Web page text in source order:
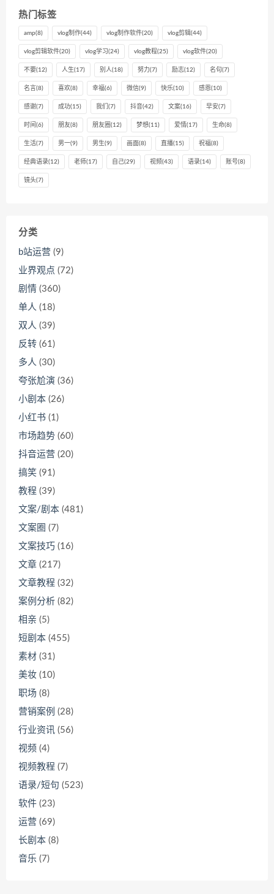
热门标签
amp(8) vlog制作(44) vlog制作软件(20) vlog剪辑(44)
vlog剪辑软件(20) vlog学习(24) vlog教程(25) vlog软件(20)
不要(12) 人生(17) 别人(18) 努力(7) 励志(12) 名句(7)
名言 (8) 喜欢(8) 幸福(6) 微信(9) 快乐(10) 感恩(10)
感谢(7) 成功(15) 我们 (7) 抖音(42) 文案(16) 早安(7)
时间 (6) 朋友(8) 朋友圈 (12) 梦想(11) 爱情(17) 生命(8)
生活(7) 男一(9) 男生(9) 画面(8) 直播(15) 祝福(8)
经典语录(12) 老师(17) 自己(29) 视频(43) 语录(14) 账号(8)
镜头(7)
分类
b站运营 (9)
业界观点 (72)
剧情 (360)
单人 (18)
双人 (39)
反转 (61)
多人 (30)
夸张尬演 (36)
小剧本 (26)
小红书 (1)
市场趋势 (60)
抖音运营 (20)
搞笑 (91)
教程 (39)
文案/剧本 (481)
文案圈 (7)
文案技巧 (16)
文章 (217)
文章教程 (32)
案例分析 (82)
相亲 (5)
短剧本 (455)
素材 (31)
美妆 (10)
职场 (8)
营销案例 (28)
行业资讯 (56)
视频 (4)
视频教程 (7)
语录/短句 (523)
软件 (23)
运营 (69)
长剧本 (8)
音乐 (7)